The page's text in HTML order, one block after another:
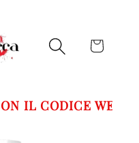
Carrello
IL CODICE